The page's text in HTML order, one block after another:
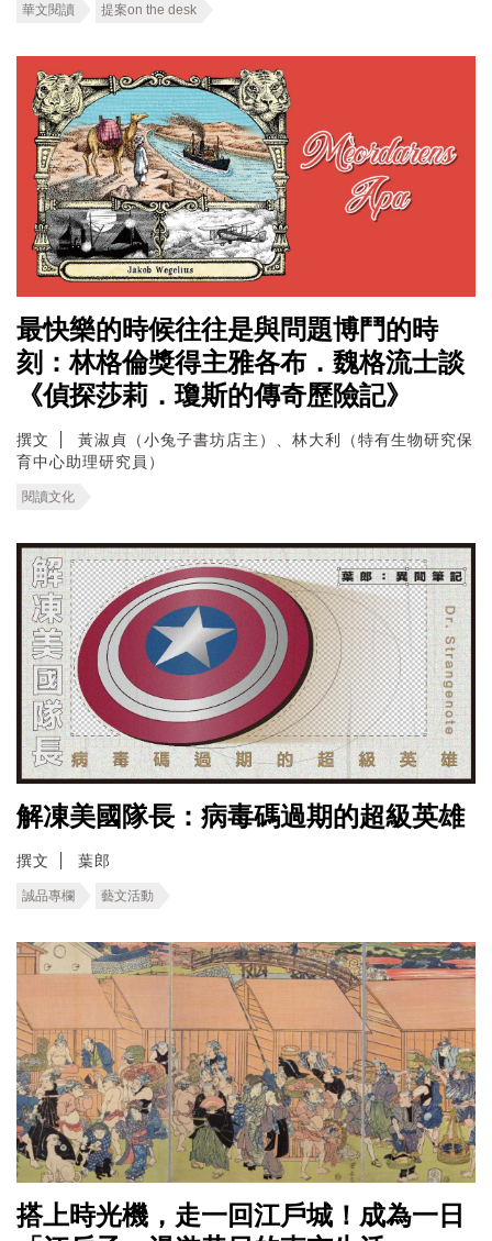
華文閱讀 提案on the desk
最快樂的時候往往是與問題博鬥的時
刻：林格倫獎得主雅各布．魏格流士談
《偵探莎莉．瓊斯的傳奇歷險記》
撰文
黃淑貞（小兔子書坊店主）、林大利（特有生物研究保
育中心助理研究員）
閱讀文化
解凍美國隊長：病毒碼過期的超級英雄
撰文 葉郎
誠品專欄 藝文活動
搭上時光機，走一回江戶城！成為一日